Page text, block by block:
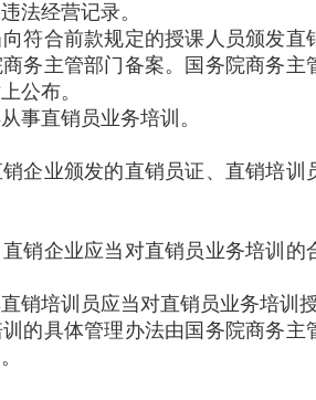
经营记录。
合前款规定的授课人员颁发直
务主管部门备案。国务院商务
公布。
直销员业务培训。
业颁发的直销员证、直销培训
企业应当对直销员业务培训的
培训员应当对直销员业务培训授
具体管理办法由国务院商务主